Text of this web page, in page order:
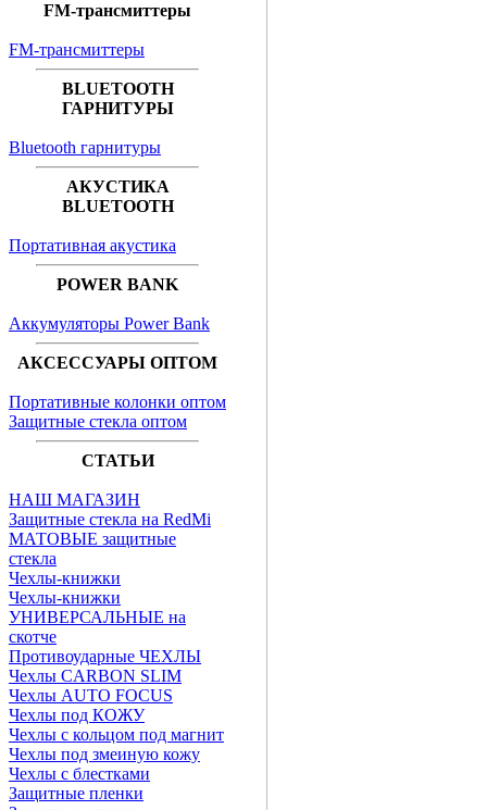
FM-трансмиттеры
FM-трансмиттеры
BLUETOOTH
ГАРНИТУРЫ
Bluetooth гарнитуры
АКУСТИКА
BLUETOOTH
Портативная акустика
POWER BANK
Аккумуляторы Power Bank
АКСЕССУАРЫ ОПТОМ
Портативные колонки оптом
Защитные стекла оптом
СТАТЬИ
НАШ МАГАЗИН
Защитные стекла на RedMi
МАТОВЫЕ защитные
стекла
Чехлы-книжки
Чехлы-книжки
УНИВЕРСАЛЬНЫЕ на
скотче
Противоударные ЧЕХЛЫ
Чехлы CARBON SLIM
Чехлы AUTO FOCUS
Чехлы под КОЖУ
Чехлы с кольцом под магнит
Чехлы под змеиную кожу
Чехлы с блестками
Защитные пленки